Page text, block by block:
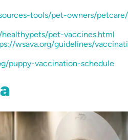
tools/pet-owners/
pet-vaccines.html
wsava.org/guidelines/
puppy-vaccination-schedule